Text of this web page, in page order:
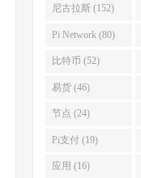
尼古拉斯 (152)
Pi Network (80)
比特币 (52)
易货 (46)
节点 (24)
Pi支付 (19)
应用 (16)